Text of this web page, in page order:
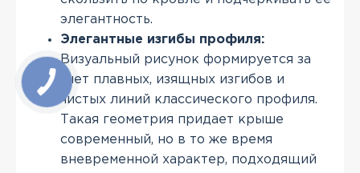
элегантность.
Элегантные изгибы профиля:
Визуальный рисунок формируется за
счет плавных, изящных изгибов и
чистых линий классического профиля.
Такая геометрия придает крыше
современный, но в то же время
вневременной характер, подходящий